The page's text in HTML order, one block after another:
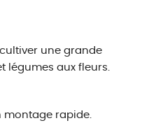
une grande
légumes aux fleurs.
montage rapide.